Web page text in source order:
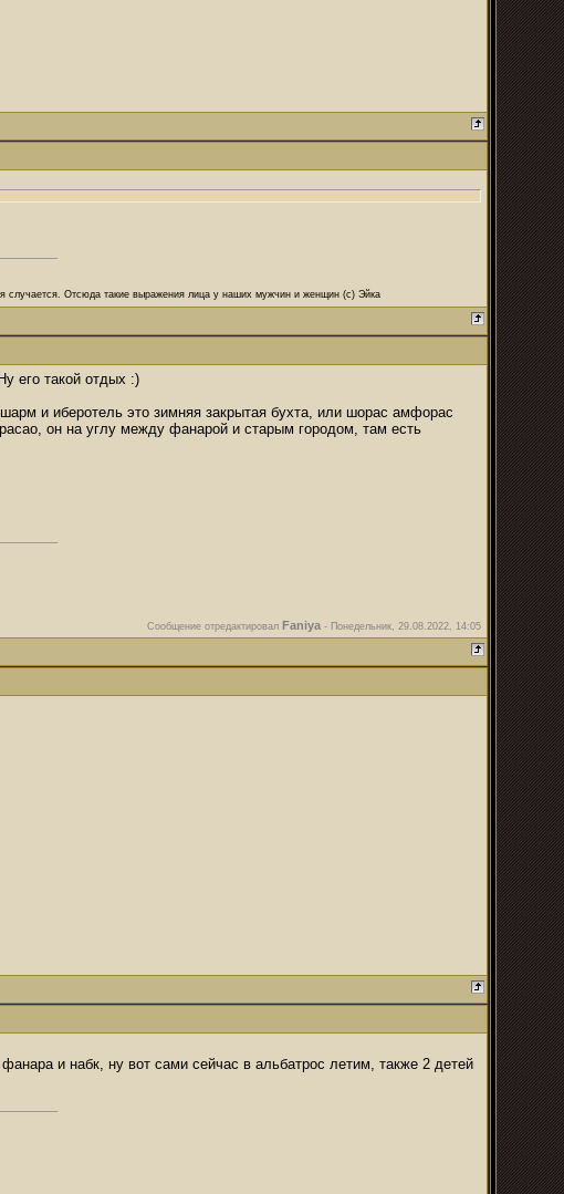
случается. Отсюда такие выражения лица у наших мужчин и женщин (с) Эйка
его такой отдых :)
и иберотель это зимняя закрытая бухта, или шорас амфорас
он на углу между фанарой и старым городом, там есть
Сообщение отредактировал Faniya - Понедельник, 29.08.2022, 14:05
и набк, ну вот сами сейчас в альбатрос летим, также 2 детей